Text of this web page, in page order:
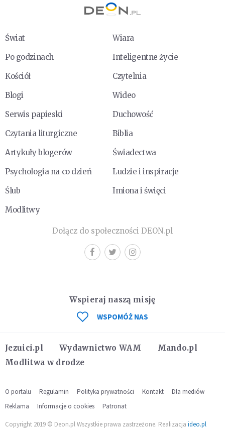
Świat
Wiara
Po godzinach
Inteligentne życie
Kościół
Czytelnia
Blogi
Wideo
Serwis papieski
Duchowość
Czytania liturgiczne
Biblia
Artykuły blogerów
Świadectwa
Psychologia na co dzień
Ludzie i inspiracje
Ślub
Imiona i święci
Modlitwy
Dołącz do społeczności DEON.pl
Jezuici.pl Wydawnictwo WAM
Mando.pl
Modlitwa w drodze
Wspieraj naszą misję
WSPOMÓŻ NAS
O portalu Regulamin Polityka prywatności Kontakt
Dla mediów
Reklama
Informacje o cookies Patronat
Copyright 2019 © Deon.pl Wszystkie prawa zastrzeżone. Realizacja ideo.pl